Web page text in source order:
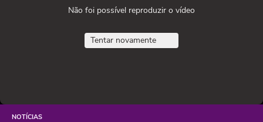
Não foi possível reproduzir o vídeo
Tentar novamente
NOTÍCIAS